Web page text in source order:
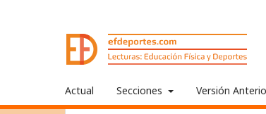
Actual Secciones Versión